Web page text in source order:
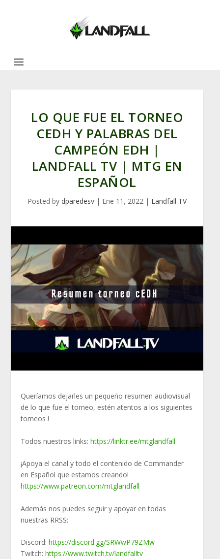
LO QUE FUE EL TORNEO
CEDH Y PALABRAS DEL
CAMPEÓN EDH |
LANDFALL TV | MTG EN
ESPAÑOL
Posted by dparedesv | Ene 11, 2022 | Landfall TV
Queríamos dejarles un pequeño resumen audiovisual
de lo que fue el torneo, estén atentos a los siguientes
torneos !
Todos nuestros links:https://linktr.ee/mtglandfall
¡Apoya el canal y todo el contenido de Commander
en Español que estamos creando!
https://www.patreon.com/mtglandfall
Además nos puedes seguir y apoyar en todas
nuestras RRSS:
Discord:https://discord.gg/SRWwP79ZMw
Twitch:https://www.twitch.tv/landfalltv